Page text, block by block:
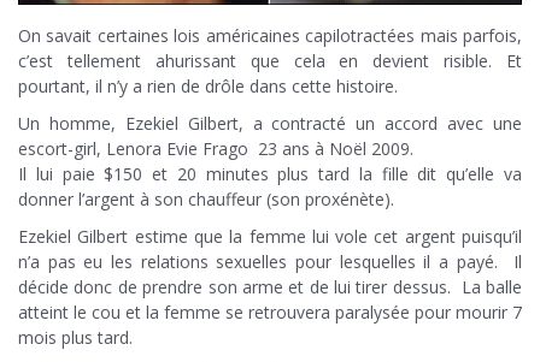
On savait certaines lois américaines capilotractées mais parfois,
c’est tellement ahurissant que cela en devient risible. Et
pourtant, il n’y a rien de drôle dans cette histoire.
Un homme, Ezekiel Gilbert, a contracté un accord avec une
escort-girl, Lenora Evie Frago 23 ans à Noël 2009.
Il lui paie $150 et 20 minutes plus tard la fille dit qu’elle va
donner l’argent à son chauffeur (son proxénète).
Ezekiel Gilbert estime que la femme lui vole cet argent puisqu’il
n’a pas eu les relations sexuelles pour lesquelles il a payé. Il
décide donc de prendre son arme et de lui tirer dessus. La balle
atteint le cou et la femme se retrouvera paralysée pour mourir 7
mois plus tard.